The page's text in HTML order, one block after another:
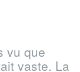
vu que
vaste. La